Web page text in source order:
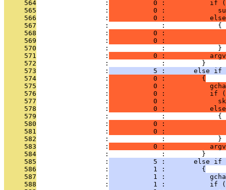
     564
                 :
0 :           if
     565
                 :
0 :
     566
                 :
0 :
     567
                 :             :             {
     568
                 :
0 :
     569
                 :
0 :
     570
                 :             :             }
     571
                 :
0 :
     572
                 :             :         }
     573
                 :
5 :       else if
     574
                 :
           0 :         {
     575
                 :
0 :
     576
                 :
0 :           if
     577
                 :
0 :
     578
                 :
0 :
     579
                 :             :             {
     580
                 :
0 :
     581
                 :
0 :
     582
                 :             :             }
     583
                 :
0 :
     584
                 :             :         }
     585
                 :
5 :       else if
     586
                 :
           1 :         {
     587
                 :
1 :
     588
                 :
1 :           if